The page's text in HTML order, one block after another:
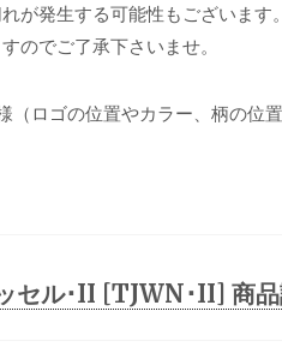
が発生する可能性もございます。
のでご了承下さいませ。
ロゴの位置やカラー、柄の位
ル･II [TJWN･II] 商品